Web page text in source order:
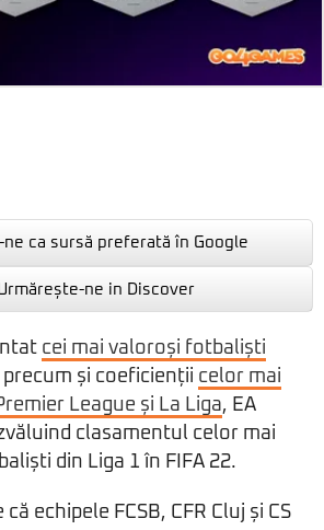
ne ca sursă preferată în Google
ne in Discover
cei mai valoroși fotbaliști
precum și coeficienții celor mai
League și La Liga, EA
clasamentul celor mai
din Liga 1 în FIFA 22.
echipele FCSB, CFR Cluj și CS